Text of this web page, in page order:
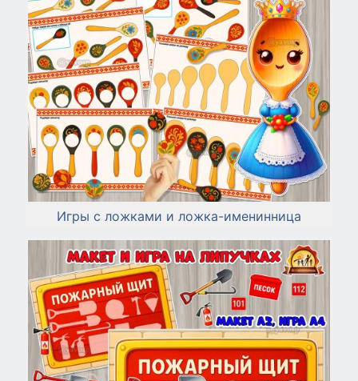
Игры с ложками и ложка-именинница